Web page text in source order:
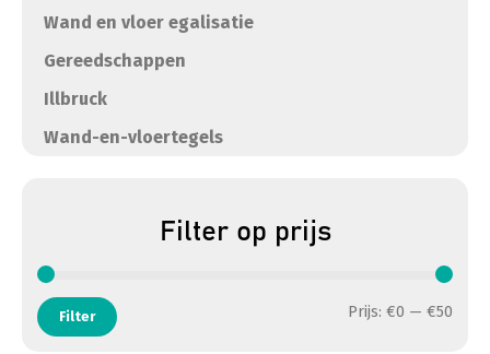
Wand en vloer egalisatie
Gereedschappen
Illbruck
Wand-en-vloertegels
Filter op prijs
Filter Prijs: €0 — €50